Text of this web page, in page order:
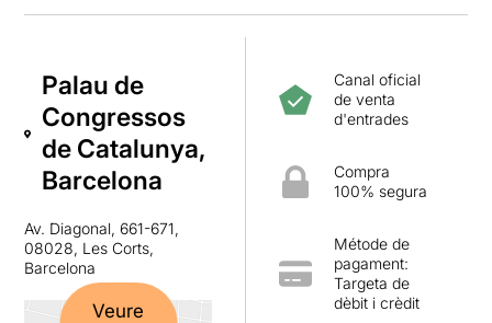
Palau de
Congressos
de Catalunya,
Barcelona
Av. Diagonal, 661-671,
08028, Les Corts,
Barcelona
Veure
Canal oficial
de venta
d'entrades
Compra
100% segura
Métode de
pagament:
Targeta de
dèbit i crèdit